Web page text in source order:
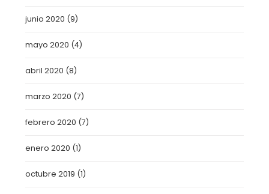
junio 2020 (9)
mayo 2020 (4)
abril 2020 (8)
marzo 2020 (7)
febrero 2020 (7)
enero 2020 (1)
octubre 2019 (1)